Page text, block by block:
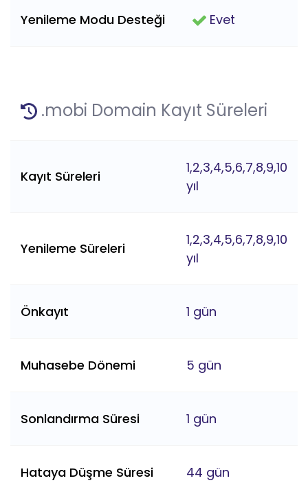
Yenileme Modu Desteği Evet
.mobi Domain Kayıt Süreleri
Kayıt Süreleri
1,2,3,4,5,6,7,8,9,10
yıl
Yenileme Süreleri
1,2,3,4,5,6,7,8,9,10
yıl
Önkayıt 1 gün
Muhasebe Dönemi 5 gün
Sonlandırma Süresi 1 gün
Hataya Düşme Süresi 44 gün